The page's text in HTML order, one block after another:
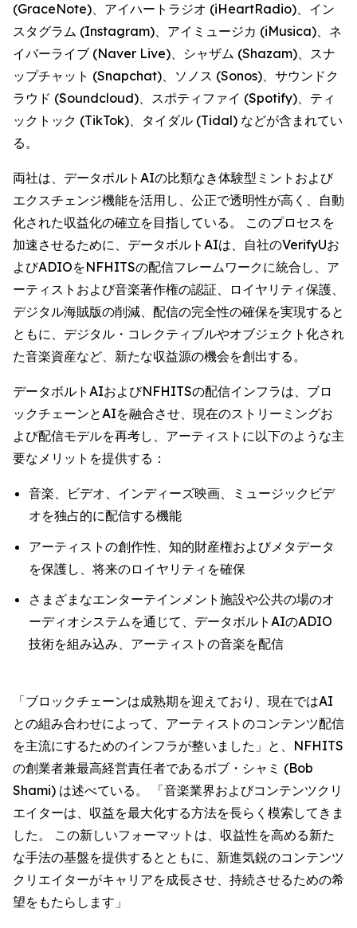
(GraceNote)、アイハートラジオ (iHeartRadio)、イン
スタグラム (Instagram)、アイミュージカ (iMusica)、ネ
イバーライブ (Naver Live)、シャザム (Shazam)、スナ
ップチャット (Snapchat)、ソノス (Sonos)、サウンドク
ラウド (Soundcloud)、スポティファイ (Spotify)、ティ
ックトック (TikTok)、タイダル (Tidal) などが含まれてい
る。
両社は、データボルトAIの比類なき体験型ミントおよび
エクスチェンジ機能を活用し、公正で透明性が高く、自動
化された収益化の確立を目指している。 このプロセスを
加速させるために、データボルトAIは、自社のVerifyUお
よびADIOをNFHITSの配信フレームワークに統合し、ア
ーティストおよび音楽著作権の認証、ロイヤリティ保護、
デジタル海賊版の削減、配信の完全性の確保を実現すると
ともに、デジタル・コレクティブルやオブジェクト化され
た音楽資産など、新たな収益源の機会を創出する。
データボルトAIおよびNFHITSの配信インフラは、ブロ
ックチェーンとAIを融合させ、現在のストリーミングお
よび配信モデルを再考し、アーティストに以下のような主
要なメリットを提供する：
音楽、ビデオ、インディーズ映画、ミュージックビデ
オを独占的に配信する機能
アーティストの創作性、知的財産権およびメタデータ
を保護し、将来のロイヤリティを確保
さまざまなエンターテインメント施設や公共の場のオ
ーディオシステムを通じて、データボルトAIのADIO
技術を組み込み、アーティストの音楽を配信
「ブロックチェーンは成熟期を迎えており、現在ではAI
との組み合わせによって、アーティストのコンテンツ配信
を主流にするためのインフラが整いました」と、NFHITS
の創業者兼最高経営責任者であるボブ・シャミ (Bob
Shami) は述べている。 「音楽業界およびコンテンツクリ
エイターは、収益を最大化する方法を長らく模索してきま
した。 この新しいフォーマットは、収益性を高める新た
な手法の基盤を提供するとともに、新進気鋭のコンテンツ
クリエイターがキャリアを成長させ、持続させるための希
望をもたらします」